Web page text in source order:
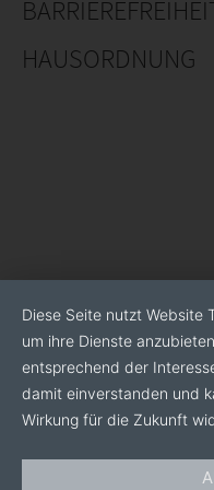
HAUSORDNUNG
Diese Seite nutzt Website
um ihre Dienste
entsprechend der
damit einverstanden und
Wirkung für die Zukunft